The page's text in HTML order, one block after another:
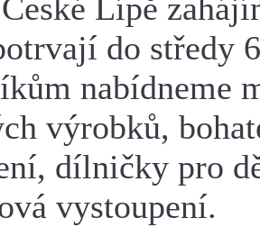
Lípě
do středy
nabídneme
výrobků,
dílničky pro
vystoupení.